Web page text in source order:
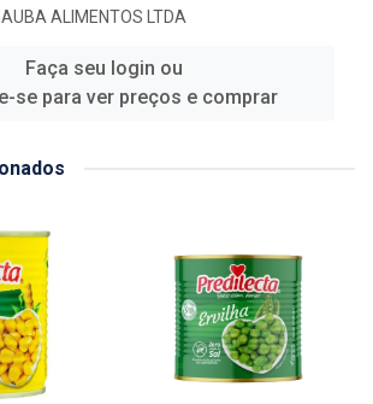
ALIMENTOS LTDA
Faça seu login ou
se para ver preços e comprar